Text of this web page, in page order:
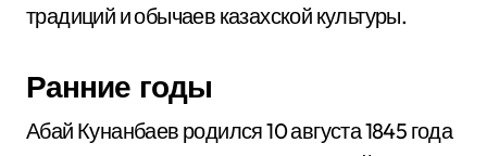
традиций и обычаев казахской культуры.
Ранние годы
Абай Кунанбаев родился 10 августа 1845 года